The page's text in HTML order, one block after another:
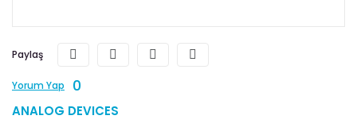
Paylaş
Yorum Yap 0
ANALOG DEVICES